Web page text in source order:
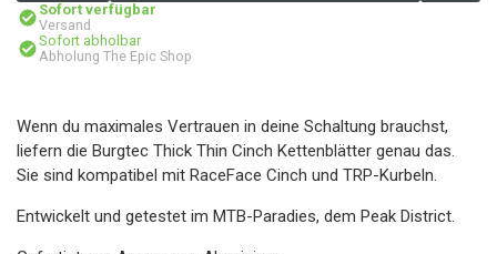
Sofort verfügbar
Versand
Sofort abholbar
Abholung The Epic Shop
Wenn du maximales Vertrauen in deine Schaltung brauchst,
liefern die Burgtec Thick Thin Cinch Kettenblätter genau das.
Sie sind kompatibel mit RaceFace Cinch und TRP-Kurbeln.
Entwickelt und getestet im MTB-Paradies, dem Peak District.